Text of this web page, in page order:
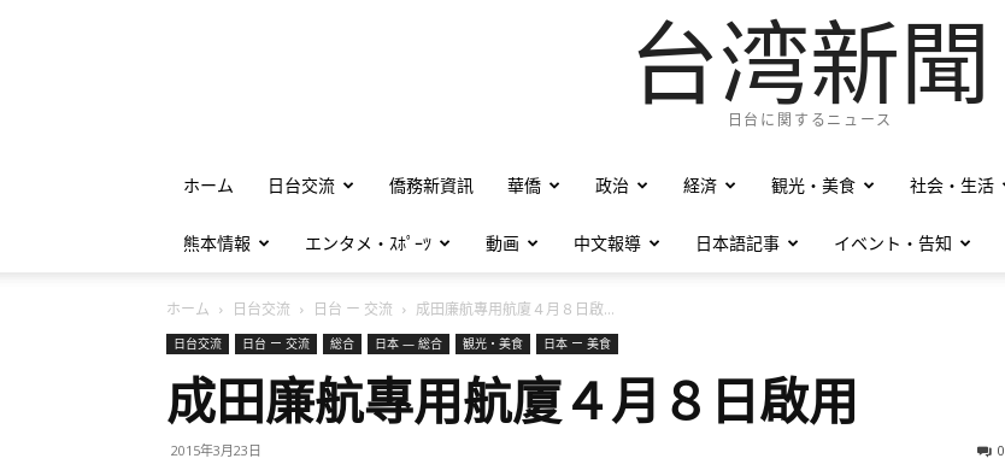
台湾新聞
日台に関するニュース
ホーム 日台交流 僑務新資訊 華僑 政治 経済 観光・美食 社会・生活
熊本情報 エンタメ・ｽﾎﾟｰﾂ 動画 中文報導 日本語記事 イベント・告知
ホーム 日台交流 日台 ー 交流 成田廉航專用航廈４月８日啟...
日台交流 日台 ー 交流 総合 日本 — 総合 観光・美食 日本 ー 美食
成田廉航專用航廈４月８日啟用
2015年3月23日 0